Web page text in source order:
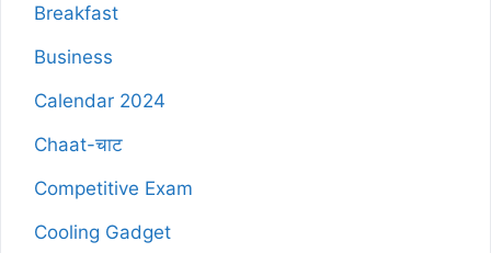
Breakfast
Business
Calendar 2024
Chaat-चाट
Competitive Exam
Cooling Gadget